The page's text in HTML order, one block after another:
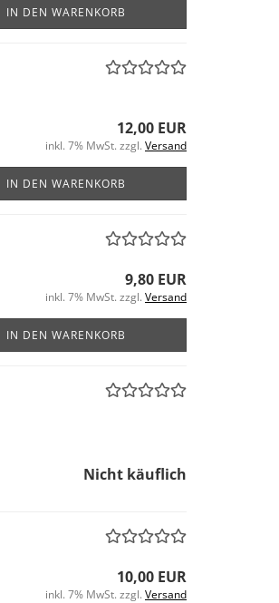
IN DEN WARENKORB
12,00 EUR
inkl. 7% MwSt. zzgl. Versand
IN DEN WARENKORB
9,80 EUR
inkl. 7% MwSt. zzgl. Versand
IN DEN WARENKORB
Nicht käuflich
10,00 EUR
inkl. 7% MwSt. zzgl. Versand